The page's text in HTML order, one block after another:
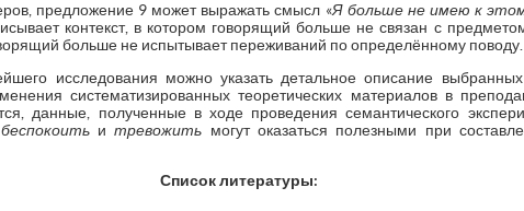
предложение 9 может выражать смысл «Я больше не имею к
контекст, в котором говорящий больше не связан с
больше не испытывает переживаний по определённому поводу.
исследования можно указать детальное описание выбранных
систематизированных теоретических материалов в
данные, полученные в ходе проведения семантического
беспокоитьитревожить могут оказаться полезными при
Список литературы: